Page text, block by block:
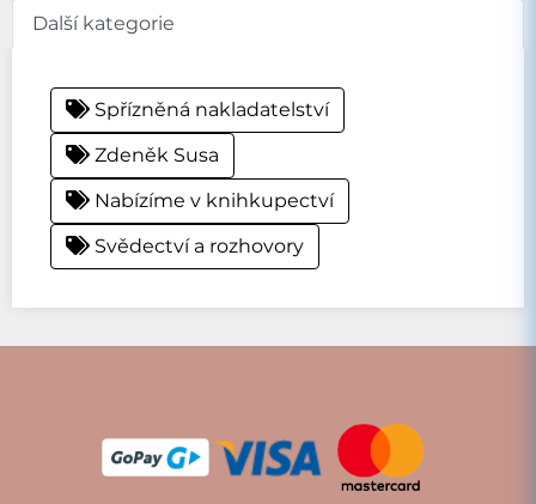
Další kategorie
Spřízněná nakladatelství
Zdeněk Susa
Nabízíme v knihkupectví
Svědectví a rozhovory